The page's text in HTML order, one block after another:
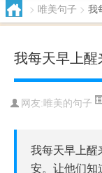
> 唯美句子 > 我
我每天早上
网友: 唯美的句子
我每天早上醒
安。让他们知